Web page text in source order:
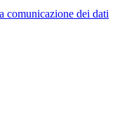
comunicazione dei dati